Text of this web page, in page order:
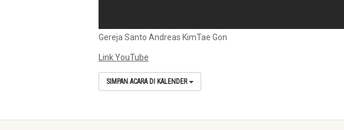
Gereja Santo Andreas KimTae Gon
Link YouTube
SIMPAN ACARA DI KALENDER